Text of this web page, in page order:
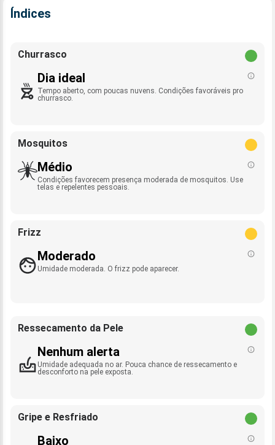
Índices
Churrasco
Dia ideal
Tempo aberto, com poucas nuvens. Condições favoráveis pro
churrasco.
Mosquitos
Médio
Condições favorecem presença moderada de mosquitos. Use
telas e repelentes pessoais.
Frizz
Moderado
Umidade moderada. O frizz pode aparecer.
Ressecamento da Pele
Nenhum alerta
Umidade adequada no ar. Pouca chance de ressecamento e
desconforto na pele exposta.
Gripe e Resfriado
Baixo